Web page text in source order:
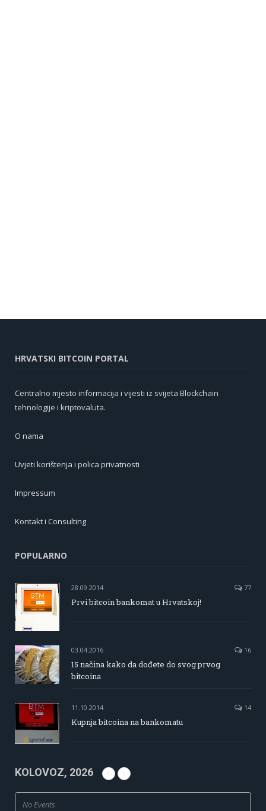
HRVATSKI BITCOIN PORTAL
Centralno mjesto informacija i vijesti iz svijeta Blockchain
tehnologije i kriptovaluta.
O nama
Uvjeti korištenja i polica privatnosti
Impressum
Kontakt i Consulting
POPULARNO
28.09.2014 77
Prvi bitcoin bankomat u Hrvatskoj!
03.04.2016 16
15 načina kako da dođete do svog prvog
bitcoina
11.10.2014 14
Kupnja bitcoina na bankomatu
KOLOVOZ, 2026
No Events